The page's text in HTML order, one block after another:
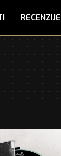
RECENZIJE